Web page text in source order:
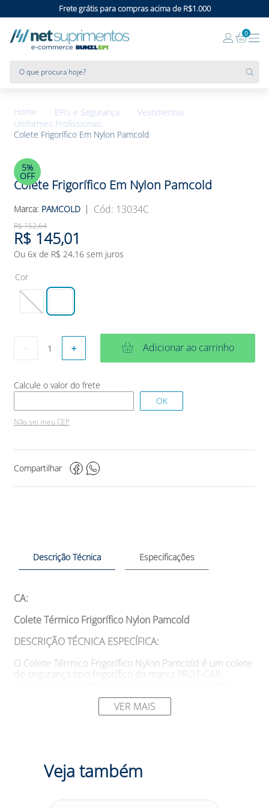
Frete grátis para compras acima de R$1.000
0
EPIs e Segurança
Vestimentas
Uniformes Profissionais
Colete Frigorífico Em Nylon Pamcold
5%
OFF
Colete Frigorífico Em Nylon Pamcold
PAMCOLD : 13034C
R$152,64
R$ 145,01
Ou 6x de R$ 24,16 sem juros
Cor
＋ Adicionar ao carrinho
Não sei meu CEP
Compartilhar
Descrição Técnica Especificações
CA:
Colete Térmico Frigorífico Nylon Pamcold
DESCRIÇÃO TÉCNICA ESPECÍFICA:
O Colete Térmico Frigorífico Nylon Pamcold é um colete
de segurança tipo frigorífico da marca PROT-CAP.
tecido interno 100% poliamida/nylon, e isolamento
térmico de manta 100% acrílica tipo sanduíche. Possui
forração interna com costura em linha de nylon tipo
O Colete Térmico Frigorífico Nylon Pamcold é projetado
térmicos em temperaturas baixas. Indicado para
VER MAIS
Veja também